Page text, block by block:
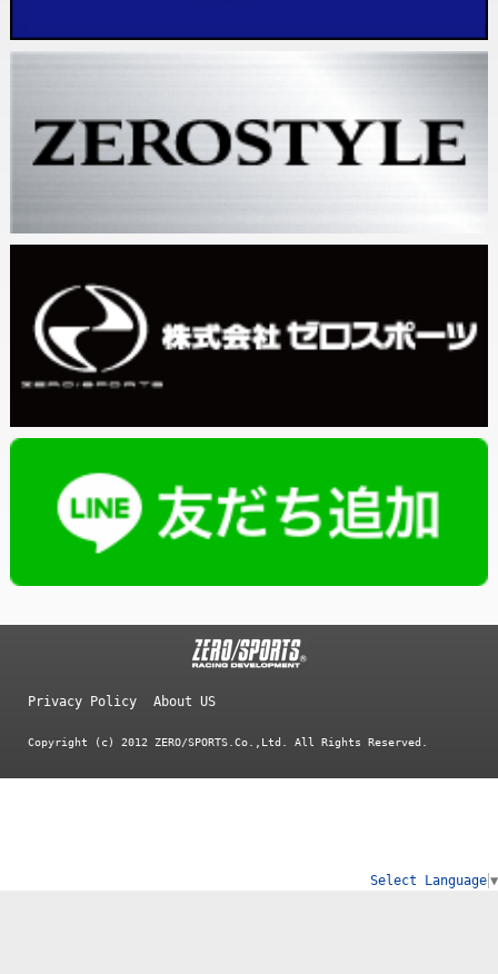
Select Language ▼
Privacy Policy About US
Copyright (c) 2012 ZERO/SPORTS.Co.,Ltd. All Rights Reserved.